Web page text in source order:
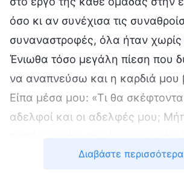
όσο κι αν συνέχισα τις
συναναστροφές, όλα ήταν
Ένιωθα τόσο μεγάλη πίεση που
να αναπνεύσω και η καρδιά μου
Είπα μέσα μου: «Τι θα
αδελφοί και οι αδελφές μου;
επικεφαλής, δεν έχω καθόλου
Διαβάστε περισσότερα